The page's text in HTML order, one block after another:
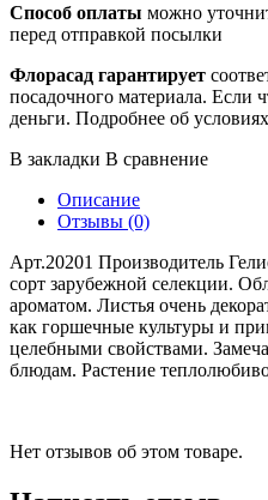
Способ оплаты можно
перед отправкой посылки
Флорасад гарантирует
посадочного материала. Если
деньги. Подробнее об
В закладки В сравнение
Описание
Отзывы (0)
Арт.20201 Производитель
сорт зарубежной селекции.
ароматом. Листья очень
как горшечные культуры и
целебными свойствами.
блюдам. Растение
Нет отзывов об этом товаре.